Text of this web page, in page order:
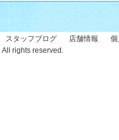
スタッフブログ 店舗情報
All rights reserved.